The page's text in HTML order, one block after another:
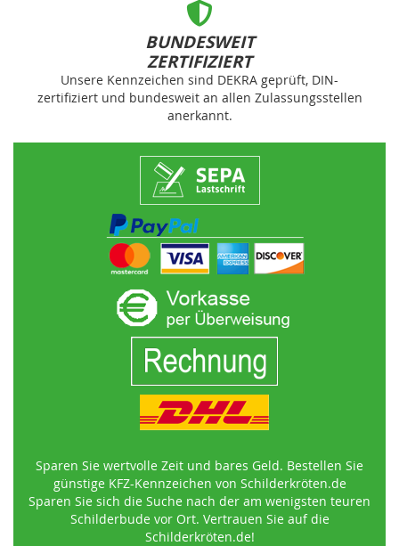
BUNDESWEIT
ZERTIFIZIERT
Unsere Kennzeichen sind DEKRA geprüft, DIN-
zertifiziert und bundesweit an allen Zulassungsstellen
anerkannt.
Sparen Sie wertvolle Zeit und bares Geld. Bestellen Sie
günstige KFZ-Kennzeichen von Schilderkröten.de
Sparen Sie sich die Suche nach der am wenigsten teuren
Schilderbude vor Ort. Vertrauen Sie auf die
Schilderkröten.de!